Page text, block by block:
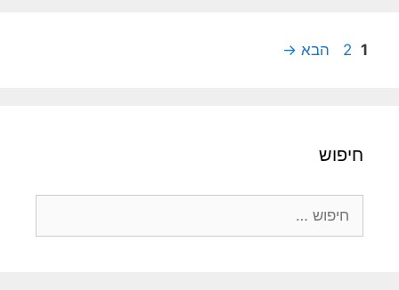
עמוד
1 עמוד
2 הבא →
חיפוש